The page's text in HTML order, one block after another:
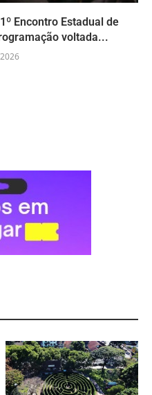
Encontro Estadual de
voltada...